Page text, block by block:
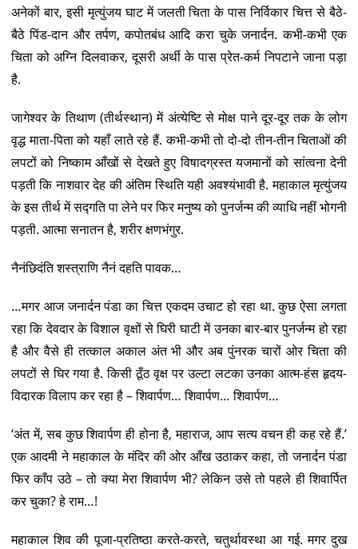
अनेकों बार, इसी मृत्युंजय घाट में जलती चिता के पास निर्विकार चित्त से बैठे-
बैठे पिंड-दान और तर्पण, कपोतबंध आदि करा चुके जनार्दन. कभी-कभी एक
चिता को अग्नि दिलवाकर, दूसरी अर्थी के पास प्रेत-कर्म निपटाने जाना पड़ा
है.
जागेश्वर के तिथाण (तीर्थस्थान) में अंत्येष्टि से मोक्ष पाने दूर-दूर तक के लोग
वृद्ध माता-पिता को यहाँ लाते रहे हैं. कभी-कभी तो दो-दो तीन-तीन चिताओं की
लपटों को निष्काम आँखों से देखते हुए विषादग्रस्त यजमानों को सांत्वना देनी
पड़ती कि नाशवार देह की अंतिम स्थिति यही अवश्यंभावी है. महाकाल मृत्युंजय
के इस तीर्थ में सद्गति पा लेने पर फिर मनुष्य को पुनर्जन्म की व्याधि नहीं भोगनी
पड़ती. आत्मा सनातन है, शरीर क्षणभंगुर.
नैनंछिदंति शस्त्राणि नैनं दहति पावक…
…मगर आज जनार्दन पंडा का चित्त एकदम उचाट हो रहा था. कुछ ऐसा लगता
रहा कि देवदार के विशाल वृक्षों से घिरी घाटी में उनका बार-बार पुनर्जन्म हो रहा
है और वैसे ही तत्काल अकाल अंत भी और अब पुंनरक चारों ओर चिता की
लपटों से घिर गया है. किसी ठूँठ वृक्ष पर उल्टा लटका उनका आत्म-हंस हृदय-
विदारक विलाप कर रहा है – शिवार्पण… शिवार्पण… शिवार्पण…
‘अंत में, सब कुछ शिवार्पण ही होना है, महाराज, आप सत्य वचन ही कह रहे हैं.’
एक आदमी ने महाकाल के मंदिर की ओर आँख उठाकर कहा, तो जनार्दन पंडा
फिर काँप उठे – तो क्या मेरा शिवार्पण भी? लेकिन उसे तो पहले ही शिवार्पित
कर चुका? हे राम…!
महाकाल शिव की पूजा-प्रतिष्ठा करते-करते, चतुर्थावस्था आ गई. मगर दुख